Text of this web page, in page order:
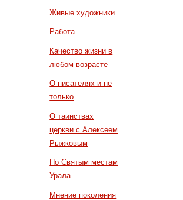
Живые художники
Работа
Качество жизни в
любом возрасте
О писателях и не
только
О таинствах
церкви с Алексеем
Рыжковым
По Святым местам
Урала
Мнение поколения